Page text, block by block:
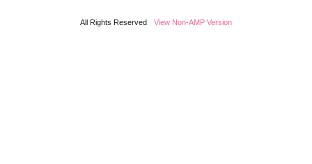
All Rights Reserved View Non-AMP Version